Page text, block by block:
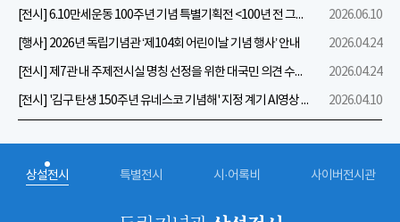
[전시] 6.10만세운동 100주년 기념 특별기획전 <100년 전 그날을 보다: 6.10만세운동>
2026.06.10
[행사] 2026년 독립기념관 ‘제104회 어린이날 기념 행사’ 안내
2026.04.24
[전시] 제7관 내 주제전시실 명칭 선정을 위한 대국민 의견 수렴 실시
2026.04.24
[전시] '김구 탄생 150주년 유네스코 기념해' 지정 계기 AI영상 국민공모 개최 안내
2026.04.10
상설전시 특별전시 시·어록비 사이버전시관